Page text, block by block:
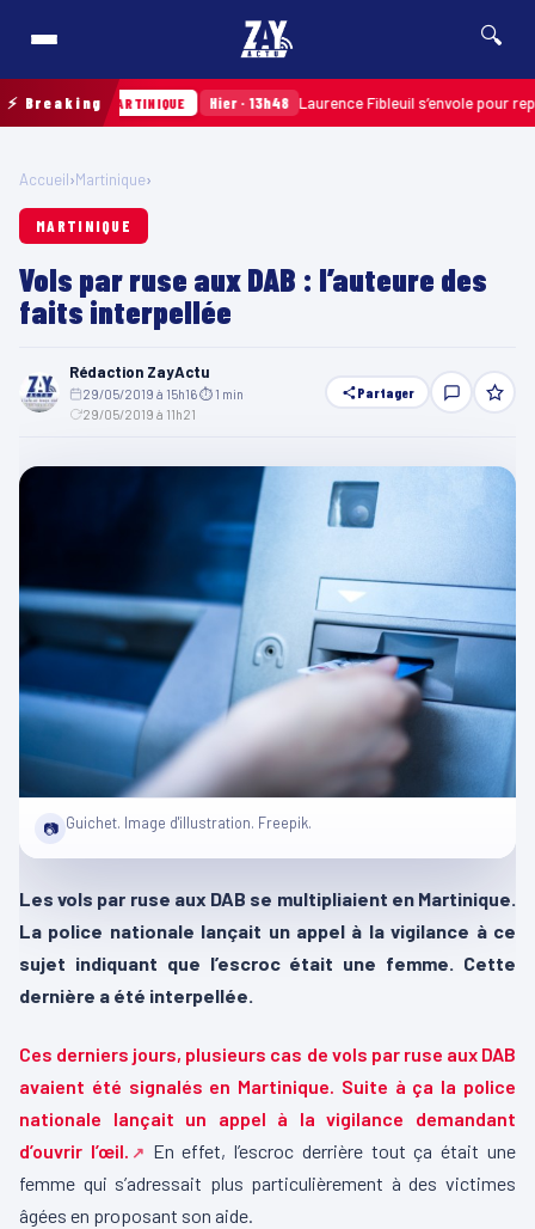
🔍
⚡ Breaking
étape MARTINIQUE Hier · 13h48 Laurence Fibleuil s’envole pour
Accueil›Martinique›
MARTINIQUE
Vols par ruse aux DAB : l’auteure des
faits interpellée
Rédaction ZayActu
29/05/2019 à 15h16⏱ 1 min
29/05/2019 à 11h21
Partager
📷 Guichet. Image d'illustration. Freepik.
Les vols par ruse aux DAB se multipliaient en Martinique.
La police nationale lançait un appel à la vigilance à ce
sujet indiquant que l’escroc était une femme. Cette
dernière a été interpellée.
Ces derniers jours, plusieurs cas de vols par ruse aux DAB
avaient été signalés en Martinique. Suite à ça la police
nationale lançait un appel à la vigilance demandant
d’ouvrir l’œil.
En effet, l’escroc derrière tout ça était une
femme qui s’adressait plus particulièrement à des victimes
âgées en proposant son aide.